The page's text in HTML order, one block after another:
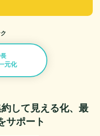
元化
して見える化、 最
サポート